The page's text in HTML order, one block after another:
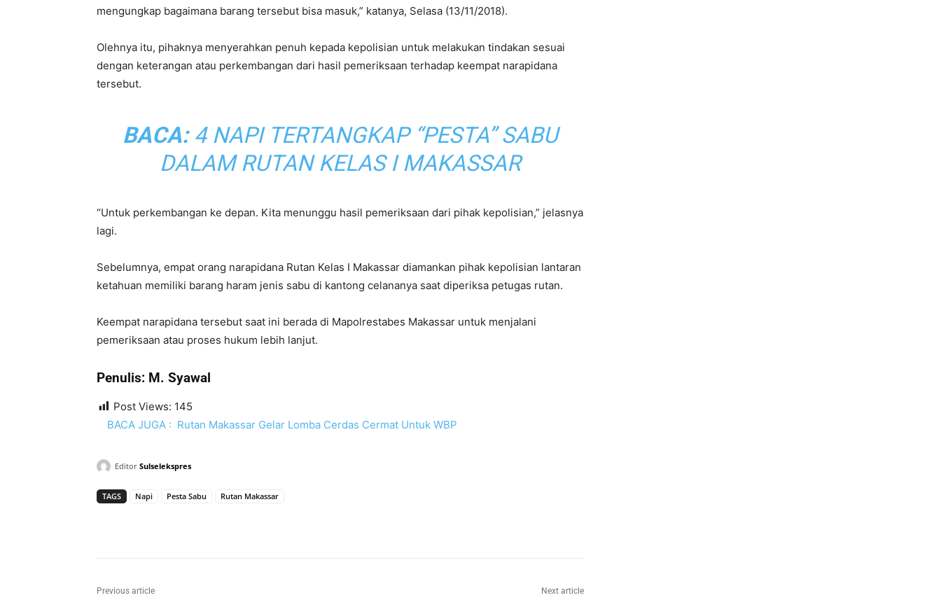
mengungkap bagaimana barang tersebut bisa masuk,” katanya, Selasa (13/11/2018).
Olehnya itu, pihaknya menyerahkan penuh kepada kepolisian untuk melakukan tindakan sesuai
dengan keterangan atau perkembangan dari hasil pemeriksaan terhadap keempat narapidana
tersebut.
BACA: 4 NAPI TERTANGKAP “PESTA” SABU
DALAM RUTAN KELAS I MAKASSAR
“Untuk perkembangan ke depan. Kita menunggu hasil pemeriksaan dari pihak kepolisian,” jelasnya
lagi.
Sebelumnya, empat orang narapidana Rutan Kelas I Makassar diamankan pihak kepolisian lantaran
ketahuan memiliki barang haram jenis sabu di kantong celananya saat diperiksa petugas rutan.
Keempat narapidana tersebut saat ini berada di Mapolrestabes Makassar untuk menjalani
pemeriksaan atau proses hukum lebih lanjut.
Penulis: M. Syawal
Post Views: 145
BACA JUGA : Rutan Makassar Gelar Lomba Cerdas Cermat Untuk WBP
Editor Sulselekspres
TAGS Napi Pesta Sabu Rutan Makassar
Previous article Next article